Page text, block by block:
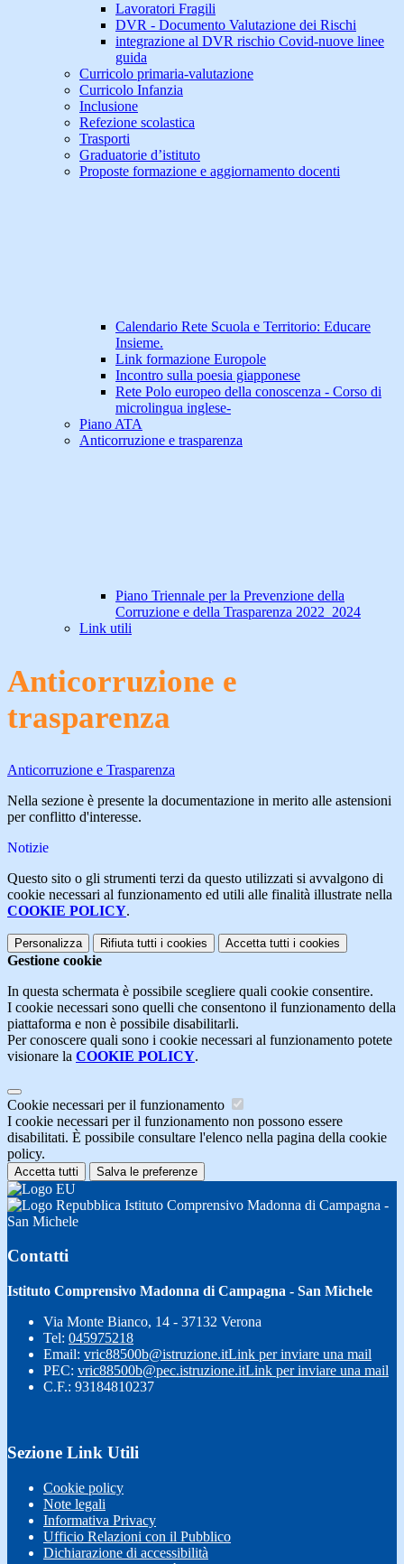
Lavoratori Fragili
DVR - Documento Valutazione dei Rischi
integrazione al DVR rischio Covid-nuove linee
guida
Curricolo primaria-valutazione
Curricolo Infanzia
Inclusione
Refezione scolastica
Trasporti
Graduatorie d’istituto
Proposte formazione e aggiornamento docenti
Calendario Rete Scuola e Territorio: Educare
Insieme.
Link formazione Europole
Incontro sulla poesia giapponese
Rete Polo europeo della conoscenza - Corso di
microlingua inglese-
Piano ATA
Anticorruzione e trasparenza
Piano Triennale per la Prevenzione della
Corruzione e della Trasparenza 2022_2024
Link utili
Anticorruzione e
trasparenza
Anticorruzione e Trasparenza
Nella sezione è presente la documentazione in merito alle astensioni
per conflitto d'interesse.
Notizie
Questo sito o gli strumenti terzi da questo utilizzati si avvalgono di
cookie necessari al funzionamento ed utili alle finalità illustrate nella
COOKIE POLICY.
Personalizza Rifiuta tutti i cookies Accetta tutti i cookies
Gestione cookie
In questa schermata è possibile scegliere quali cookie consentire.
I cookie necessari sono quelli che consentono il funzionamento della
piattaforma e non è possibile disabilitarli.
Per conoscere quali sono i cookie necessari al funzionamento potete
visionare la COOKIE POLICY.
Cookie necessari per il funzionamento
I cookie necessari per il funzionamento non possono essere
disabilitati. È possibile consultare l'elenco nella pagina della cookie
policy.
Accetta tutti Salva le preferenze
Istituto Comprensivo Madonna di Campagna -
San Michele
Contatti
Istituto Comprensivo Madonna di Campagna - San Michele
Via Monte Bianco, 14 - 37132 Verona
Tel: 045975218
Email: vric88500b@istruzione.itLink per inviare una mail
PEC: vric88500b@pec.istruzione.itLink per inviare una mail
C.F.: 93184810237
Sezione Link Utili
Cookie policy
Note legali
Informativa Privacy
Ufficio Relazioni con il Pubblico
Dichiarazione di accessibilità